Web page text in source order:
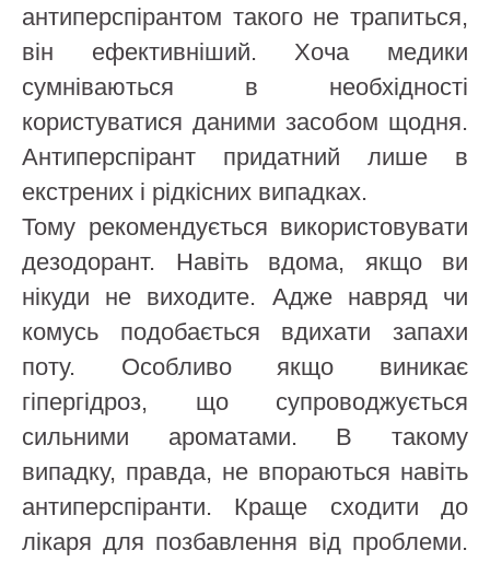
антиперспірантом такого не трапиться,
він ефективніший. Хоча медики
сумніваються в необхідності
користуватися даними засобом щодня.
Антиперспірант придатний лише в
екстрених і рідкісних випадках.
Тому рекомендується використовувати
дезодорант. Навіть вдома, якщо ви
нікуди не виходите. Адже навряд чи
комусь подобається вдихати запахи
поту. Особливо якщо виникає
гіпергідроз, що супроводжується
сильними ароматами. В такому
випадку, правда, не впораються навіть
антиперспіранти. Краще сходити до
лікаря для позбавлення від проблеми.